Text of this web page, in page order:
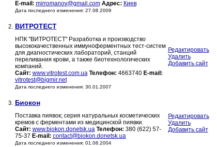
E-mail: mirromanov@gmail.com Адрес: Киев
Дата последнего изменения: 27.08.2009
2. ВИТРОТЕСТ
НПК "ВИТРОТЕСТ" Разработка и производство
высококачественных иммуноферментных тест-систем
для диагностических лабораторий, станций
переливания крови, а также биотехнологических
компаний.
Сайт: www.vitrotest.com.ua Телефон: 4663740 E-mail:
vitrotest@bigmir.net
Дата последнего изменения: 30.01.2007
Редактировать
Удалить
Добавить сайт
3. Биокон
Поставка пиявок; серия натуральных косметических
кремов с ферментами из медицинской пиявки.
Сайт: www.biokon.donetsk.ua Телефон: 380 (622) 57-
75-37 E-mail: contact@biokon.donetsk.ua
Дата последнего изменения: 01.08.2004
Редактировать
Удалить
Добавить сайт